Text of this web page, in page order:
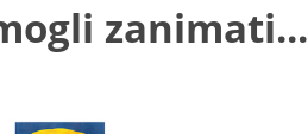
zanimati...